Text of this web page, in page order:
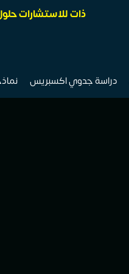
ذات للاستشارات
دراسة جدوي اكسبريس